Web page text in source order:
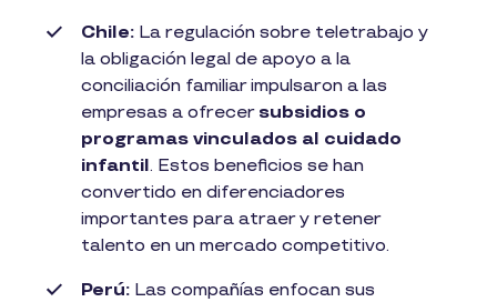
Chile: La regulación sobre teletrabajo y
la obligación legal de apoyo a la
conciliación familiar impulsaron a las
empresas a ofrecer subsidios o
programas vinculados al cuidado
infantil. Estos beneficios se han
convertido en diferenciadores
importantes para atraer y retener
talento en un mercado competitivo.
Perú: Las compañías enfocan sus